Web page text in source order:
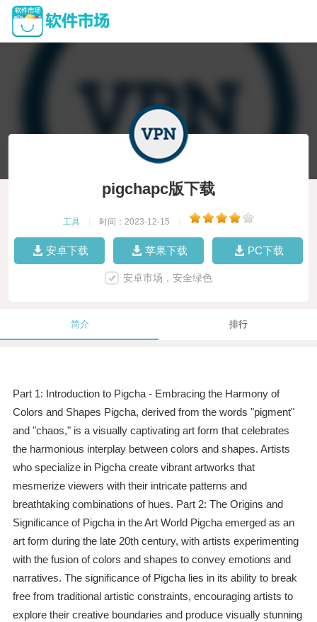
pigchapc版下载
工具 时间：2023-12-15
安卓下载 苹果下载 PC下载
安卓市场，安全绿色
简介 排行
Part 1: Introduction to Pigcha - Embracing the Harmony of
Colors and Shapes Pigcha, derived from the words "pigment"
and "chaos," is a visually captivating art form that celebrates
the harmonious interplay between colors and shapes. Artists
who specialize in Pigcha create vibrant artworks that
mesmerize viewers with their intricate patterns and
breathtaking combinations of hues. Part 2: The Origins and
Significance of Pigcha in the Art World Pigcha emerged as an
art form during the late 20th century, with artists experimenting
with the fusion of colors and shapes to convey emotions and
narratives. The significance of Pigcha lies in its ability to break
free from traditional artistic constraints, encouraging artists to
explore their creative boundaries and produce visually stunning